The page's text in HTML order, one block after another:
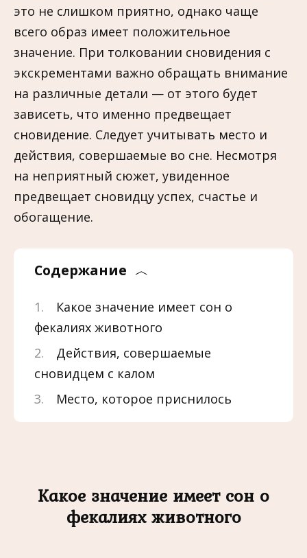
это не слишком приятно, однако чаще
всего образ имеет положительное
значение. При толковании сновидения с
экскрементами важно обращать внимание
на различные детали — от этого будет
зависеть, что именно предвещает
сновидение. Следует учитывать место и
действия, совершаемые во сне. Несмотря
на неприятный сюжет, увиденное
предвещает сновидцу успех, счастье и
обогащение.
Содержание
Какое значение имеет сон о
фекалиях животного
Действия, совершаемые
сновидцем с калом
Место, которое приснилось
Какое значение имеет сон о
фекалиях животного